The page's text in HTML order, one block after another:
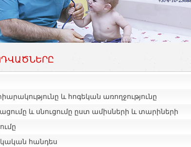
և հոգեկան առողջությունը
և սնուցումը ըստ ամիսների և տարիների
հանդես